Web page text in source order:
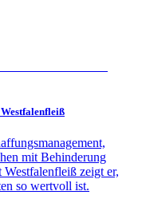
mit Behinderung
zeigt er,
so wertvoll ist.